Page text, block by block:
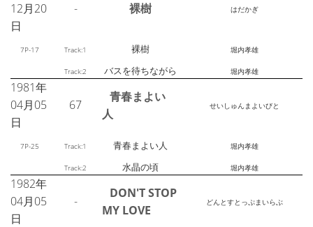
12月20
日
- 裸樹 はだかぎ
7P-17 Track:1 裸樹 堀内孝雄
Track:2 バスを待ちながら 堀内孝雄
1981年
04月05
日
67
青春まよい
人
せいしゅんまよいびと
7P-25 Track:1 青春まよい人 堀内孝雄
Track:2 水晶の頃 堀内孝雄
1982年
04月05
日
-
DON'T STOP
MY LOVE
どんとすとっぷまいらぶ